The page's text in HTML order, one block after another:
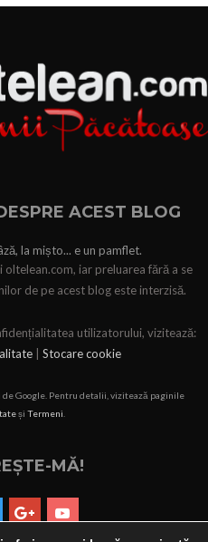
ACEST BLOG
la mișto... e un pamflet.
iar preluarea fără a se
de pe acest blog este interzisă.
utilizatorului, vizitează:
Stocare cookie
Google. Pentru detalii, vizitează paginile
și Termeni
MĂ!